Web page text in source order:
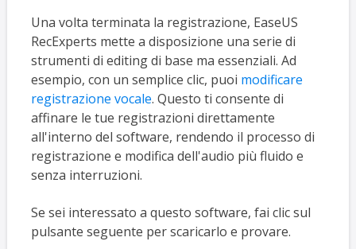
Una volta terminata la registrazione, EaseUS
RecExperts mette a disposizione una serie di
strumenti di editing di base ma essenziali. Ad
esempio, con un semplice clic, puoi modificare
registrazione vocale. Questo ti consente di
affinare le tue registrazioni direttamente
all'interno del software, rendendo il processo di
registrazione e modifica dell'audio più fluido e
senza interruzioni.
Se sei interessato a questo software, fai clic sul
pulsante seguente per scaricarlo e provare.